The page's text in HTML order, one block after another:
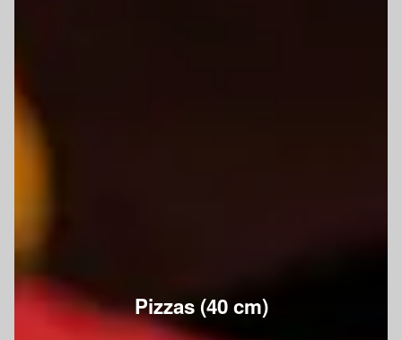
Pizzas (40 cm)